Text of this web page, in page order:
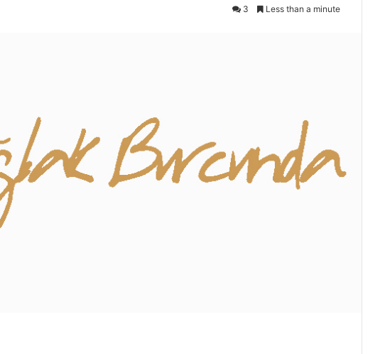
3 Less than a minute